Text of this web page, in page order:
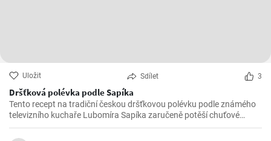
Uložit Sdílet 3
Dršťková polévka podle Sapíka
Tento recept na tradiční českou dršťkovou polévku podle známého
televizního kuchaře Lubomíra Sapíka zaručeně potěší chuťové
pohárky všech milovníků tuzemské kuchyně.